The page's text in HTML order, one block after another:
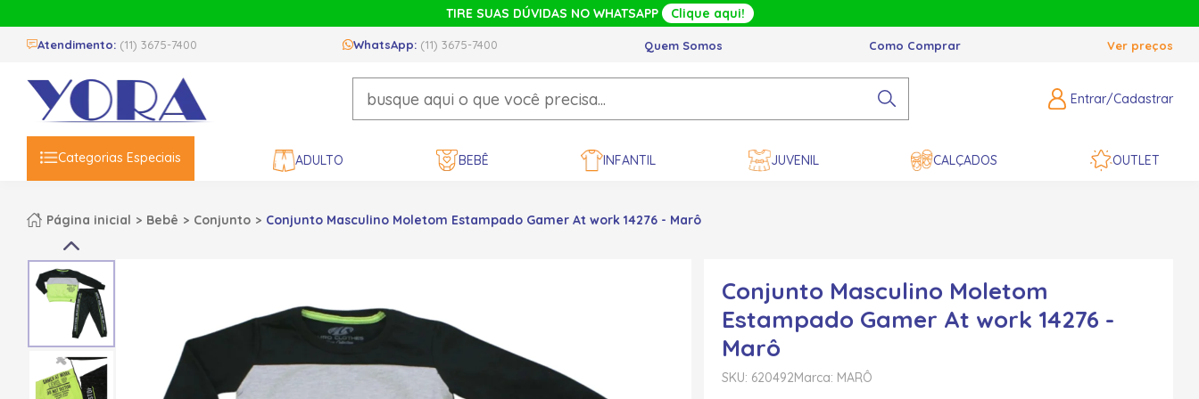
TIRE SUAS DÚVIDAS NO WHATSAPP Clique aqui!
Atendimento: (11) 3675-7400 WhatsApp: (11) 3675-7400 Quem Somos Como Comprar Ver preços
Entrar/Cadastrar
Categorias Especiais ADULTO BEBÊ INFANTIL JUVENIL CALÇADOS OUTLET
Página inicial Bebê Conjunto Conjunto Masculino Moletom Estampado Gamer At work 14276 - Marô
Conjunto Masculino Moletom
Estampado Gamer At work 14276 -
Marô
SKU: 620492Marca: MARÔ